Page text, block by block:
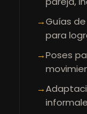
→Guías
para
→Poses
→